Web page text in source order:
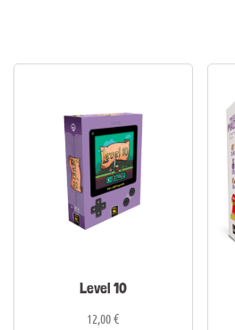
Level 10
12,00€